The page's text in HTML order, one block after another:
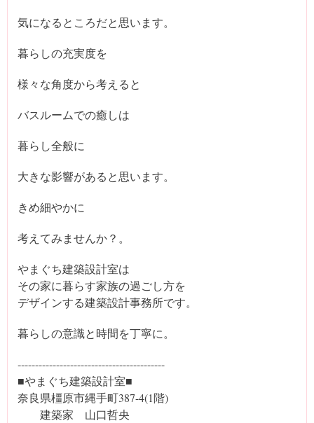
気になるところだと思います。
暮らしの充実度を
様々な角度から考えると
バスルームでの癒しは
暮らし全般に
大きな影響があると思います。
きめ細やかに
考えてみませんか？。
やまぐち建築設計室は
その家に暮らす家族の過ごし方を
デザインする建築設計事務所です。
暮らしの意識と時間を丁寧に。
‐‐----------------------------------------
■やまぐち建築設計室■
奈良県橿原市縄手町387-4(1階)
建築家 山口哲央